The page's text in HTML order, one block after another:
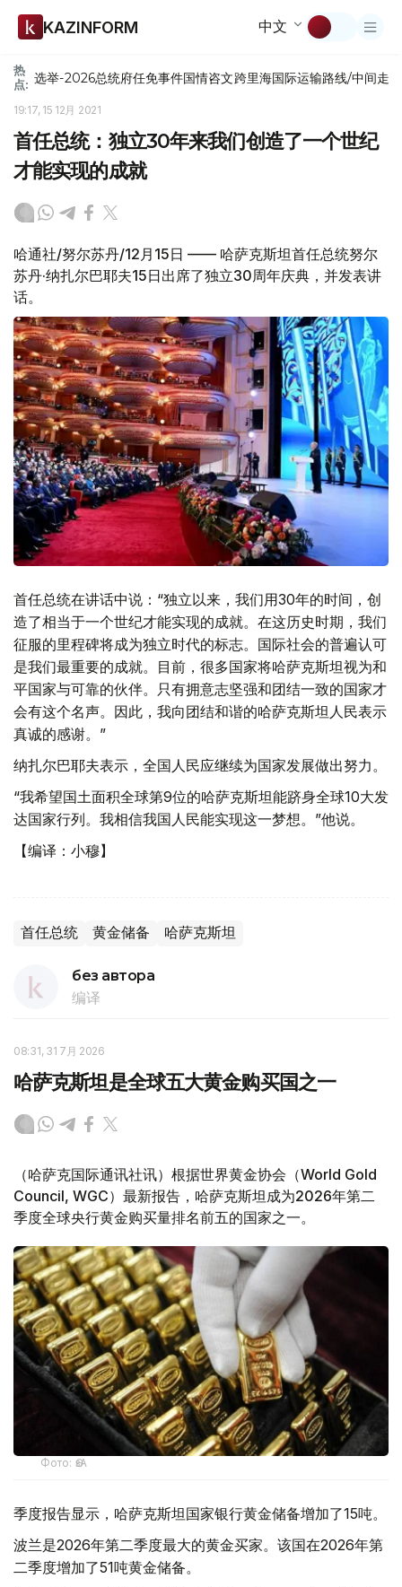
KAZINFORM 中文
热
点: 选举-2026总统府任免事件国情咨文跨里海国际运输路线/中间走廊
19:17, 15 12月 2021
首任总统：独立30年来我们创造了一个世纪
才能实现的成就
哈通社/努尔苏丹/12月15日 —— 哈萨克斯坦首任总统努尔
苏丹·纳扎尔巴耶夫15日出席了独立30周年庆典，并发表讲
话。
首任总统在讲话中说：“独立以来，我们用30年的时间，创
造了相当于一个世纪才能实现的成就。在这历史时期，我们
征服的里程碑将成为独立时代的标志。国际社会的普遍认可
是我们最重要的成就。目前，很多国家将哈萨克斯坦视为和
平国家与可靠的伙伴。只有拥意志坚强和团结一致的国家才
会有这个名声。因此，我向团结和谐的哈萨克斯坦人民表示
真诚的感谢。”
纳扎尔巴耶夫表示，全国人民应继续为国家发展做出努力。
“我希望国土面积全球第9位的哈萨克斯坦能跻身全球10大发
达国家行列。我相信我国人民能实现这一梦想。”他说。
【编译：小穆】
首任总统 黄金储备 哈萨克斯坦
без автора
编译
08:31, 31 7月 2026
哈萨克斯坦是全球五大黄金购买国之一
（哈萨克国际通讯社讯）根据世界黄金协会（World Gold
Council, WGC）最新报告，哈萨克斯坦成为2026年第二
季度全球央行黄金购买量排名前五的国家之一。
Фото: ӨзА
季度报告显示，哈萨克斯坦国家银行黄金储备增加了15吨。
波兰是2026年第二季度最大的黄金买家。该国在2026年第
二季度增加了51吨黄金储备。